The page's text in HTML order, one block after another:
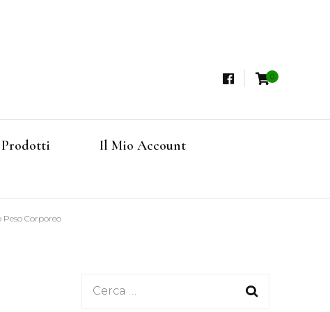
Tisane Terapeutiche Esclusive, Tè Pregiati
0
Prodotti
Il Mio Account
Corporeo
Ricerca